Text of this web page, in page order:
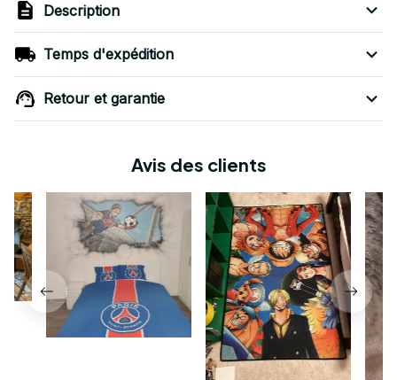
Description
Temps d'expédition
Retour et garantie
Avis des clients